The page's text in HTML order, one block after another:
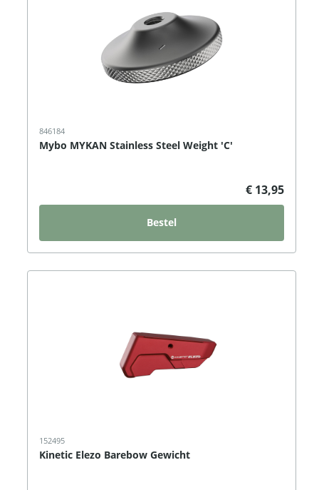
846184
Mybo MYKAN Stainless Steel Weight 'C'
€ 13,95
Bestel
152495
Kinetic Elezo Barebow Gewicht